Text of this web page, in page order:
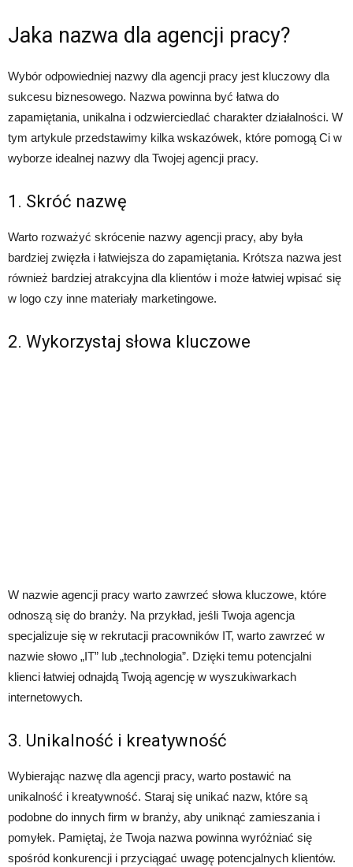
Jaka nazwa dla agencji pracy?
Wybór odpowiedniej nazwy dla agencji pracy jest kluczowy dla
sukcesu biznesowego. Nazwa powinna być łatwa do
zapamiętania, unikalna i odzwierciedlać charakter działalności. W
tym artykule przedstawimy kilka wskazówek, które pomogą Ci w
wyborze idealnej nazwy dla Twojej agencji pracy.
1. Skróć nazwę
Warto rozważyć skrócenie nazwy agencji pracy, aby była
bardziej zwięzła i łatwiejsza do zapamiętania. Krótsza nazwa jest
również bardziej atrakcyjna dla klientów i może łatwiej wpisać się
w logo czy inne materiały marketingowe.
2. Wykorzystaj słowa kluczowe
W nazwie agencji pracy warto zawrzeć słowa kluczowe, które
odnoszą się do branży. Na przykład, jeśli Twoja agencja
specjalizuje się w rekrutacji pracowników IT, warto zawrzeć w
nazwie słowo „IT” lub „technologia”. Dzięki temu potencjalni
klienci łatwiej odnajdą Twoją agencję w wyszukiwarkach
internetowych.
3. Unikalność i kreatywność
Wybierając nazwę dla agencji pracy, warto postawić na
unikalność i kreatywność. Staraj się unikać nazw, które są
podobne do innych firm w branży, aby uniknąć zamieszania i
pomyłek. Pamiętaj, że Twoja nazwa powinna wyróżniać się
spośród konkurencji i przyciągać uwagę potencjalnych klientów.